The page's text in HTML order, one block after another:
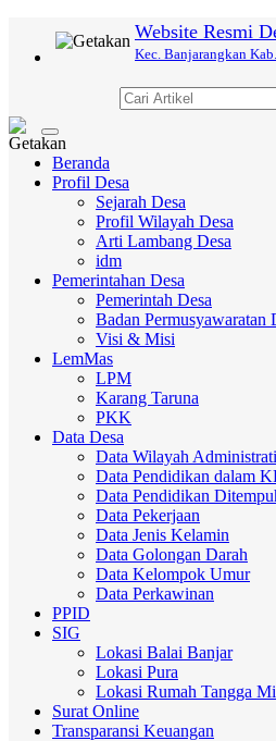
Website Resmi
Kec. Banjarangkan
Toggle
navigation
Beranda
Profil Desa
Sejarah Desa
Profil Wilayah Desa
Arti Lambang Desa
idm
Pemerintahan Desa
Pemerintah Desa
Badan Permusyawaratan
Visi & Misi
LemMas
LPM
Karang Taruna
PKK
Data Desa
Data Wilayah
Data Pendidikan dalam
Data Pendidikan
Data Pekerjaan
Data Jenis Kelamin
Data Golongan Darah
Data Kelompok Umur
Data Perkawinan
PPID
SIG
Lokasi Balai Banjar
Lokasi Pura
Lokasi Rumah Tangga
Surat Online
Transparansi Keuangan